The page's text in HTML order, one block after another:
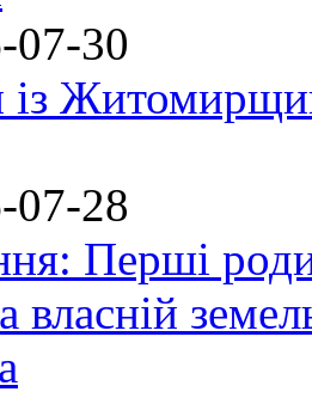
07-30
07-28
Перші
власній